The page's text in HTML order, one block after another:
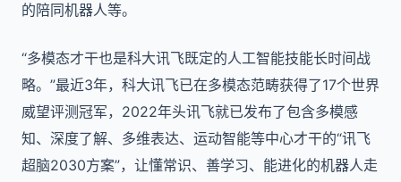
的陪同机器人等。
“多模态才干也是科大讯飞既定的人工智能技能长时间战
略。”最近3年，科大讯飞已在多模态范畴获得了17个世界
威望评测冠军，2022年头讯飞就已发布了包含多模感
知、深度了解、多维表达、运动智能等中心才干的“讯飞
超脑2030方案”，让懂常识、善学习、能进化的机器人走